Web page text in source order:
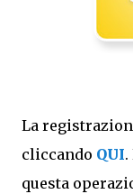
La
cliccando QUI.
questa